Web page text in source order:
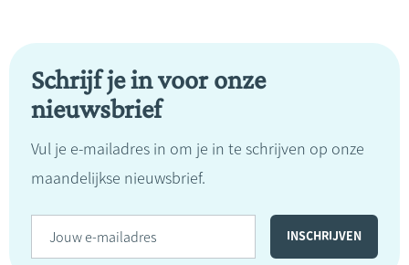
Schrijf je in voor onze
nieuwsbrief
Vul je e-mailadres in om je in te schrijven op onze
maandelijkse nieuwsbrief.